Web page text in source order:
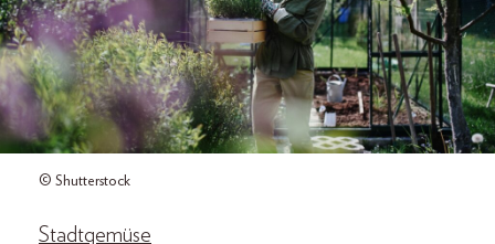
© Shutterstock
Stadtgemüse